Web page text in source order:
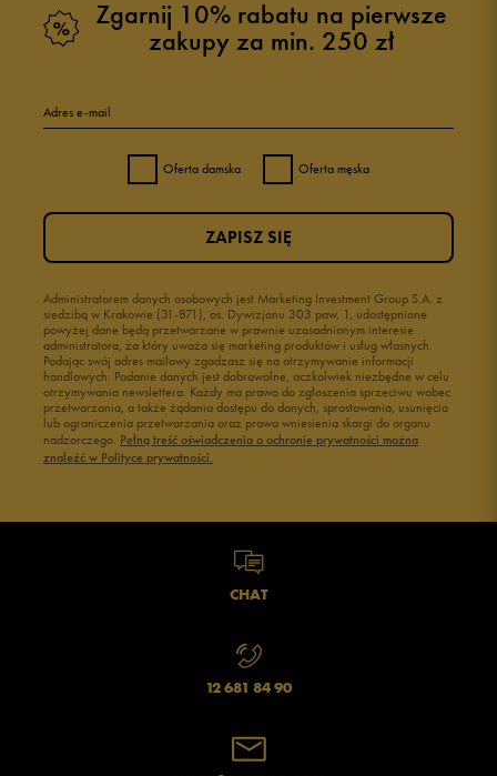
Zgarnij 10% rabatu na pierwsze
zakupy za min. 250 zł
Adres e-mail
Oferta damska Oferta męska
Administratorem danych osobowych jest Marketing Investment Group S.A. z
siedzibą w Krakowie (31-871), os. Dywizjonu 303 paw. 1, udostępnione
powyżej dane będą przetwarzane w prawnie uzasadnionym interesie
administratora, za który uważa się marketing produktów i usług własnych.
Podając swój adres mailowy zgadzasz się na otrzymywanie informacji
handlowych. Podanie danych jest dobrowolne, aczkolwiek niezbędne w celu
otrzymywania newslettera. Każdy ma prawo do zgłoszenia sprzeciwu wobec
przetwarzania, a także żądania dostępu do danych, sprostowania, usunięcia
lub ograniczenia przetwarzania oraz prawo wniesienia skargi do organu
nadzorczego. Pełną treść oświadczenia o ochronie prywatności można
znaleźć w Polityce prywatności.
ZAPISZ SIĘ
CHAT
12 681 84 90